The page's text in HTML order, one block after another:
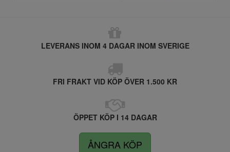
LEVERANS INOM 4 DAGAR INOM SVERIGE
FRI FRAKT VID KÖP ÖVER 1.500 KR
ÖPPET KÖP I 14 DAGAR
ÅNGRA KÖP